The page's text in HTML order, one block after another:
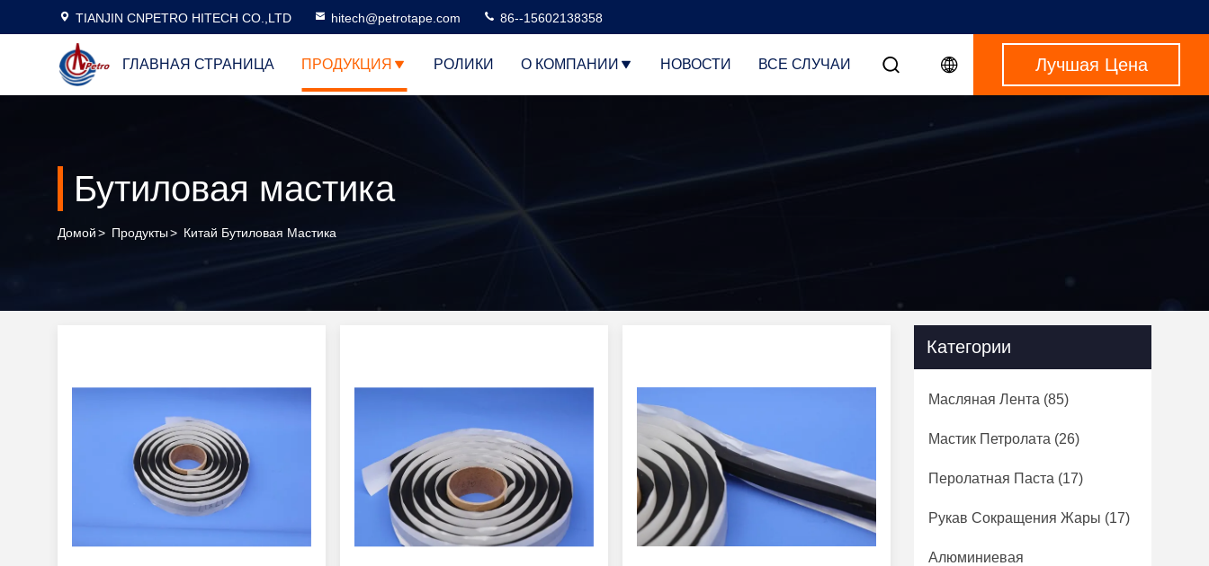
TIANJIN CNPETRO HITECH CO.,LTD hitech@petrotape.com 86--15602138358
ГЛАВНАЯ СТРАНИЦА ПРОДУКЦИЯ РОЛИКИ О КОМПАНИИ НОВОСТИ ВСЕ СЛУЧАИ Лучшая Цена
Бутиловая мастика
Домой> Продукты> Китай Бутиловая Мастика
Категории
Масляная Лента (85)
Мастик Петролата (26)
Перолатная Паста (17)
Рукав Сокращения Жары (17)
Алюминиевая